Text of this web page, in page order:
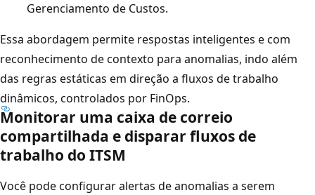
Gerenciamento de Custos.
Essa abordagem permite respostas inteligentes e com
reconhecimento de contexto para anomalias, indo além
das regras estáticas em direção a fluxos de trabalho
dinâmicos, controlados por FinOps.
Monitorar uma caixa de correio
compartilhada e disparar fluxos de
trabalho do ITSM
Você pode configurar alertas de anomalias a serem